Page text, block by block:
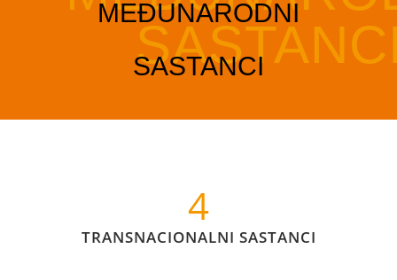
4
TRANSNACIONALNI SASTANCI